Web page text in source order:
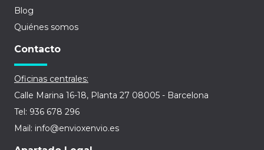
Blog
Quiénes somos
Contacto
Oficinas centrales:
Calle Marina 16-18, Planta 27 08005 - Barcelona
Tel: 936 678 296
Mail: info@envioxenvio.es